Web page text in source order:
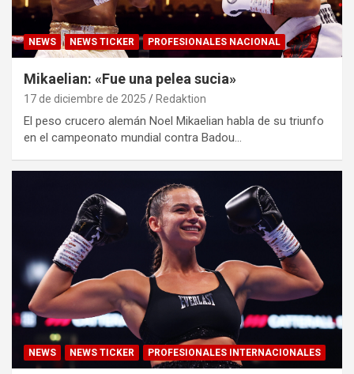
NEWS NEWS TICKER PROFESIONALES NACIONAL
Mikaelian: «Fue una pelea sucia»
17 de diciembre de 2025 Redaktion
El peso crucero alemán Noel Mikaelian habla de su triunfo
en el campeonato mundial contra Badou…
NEWS NEWS TICKER PROFESIONALES INTERNACIONALES